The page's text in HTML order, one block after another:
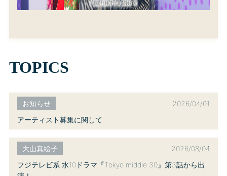
TOPICS
お知らせ
2026/04/01
アーティスト募集に関して
大山真絵子
2026/08/04
フジテレビ系 水10ドラマ『Tokyo middle 30』第3話から出